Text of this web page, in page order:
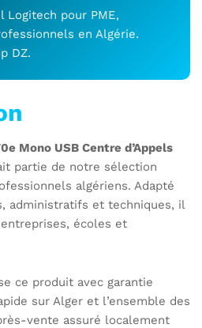
Logitech pour PME,
en Algérie.
DZ.
Mono USB Centre d’Appels
partie de notre sélection
algériens. Adapté
administratifs et techniques, il
écoles et
ce produit avec garantie
sur Alger et l’ensemble des
vente assuré localement